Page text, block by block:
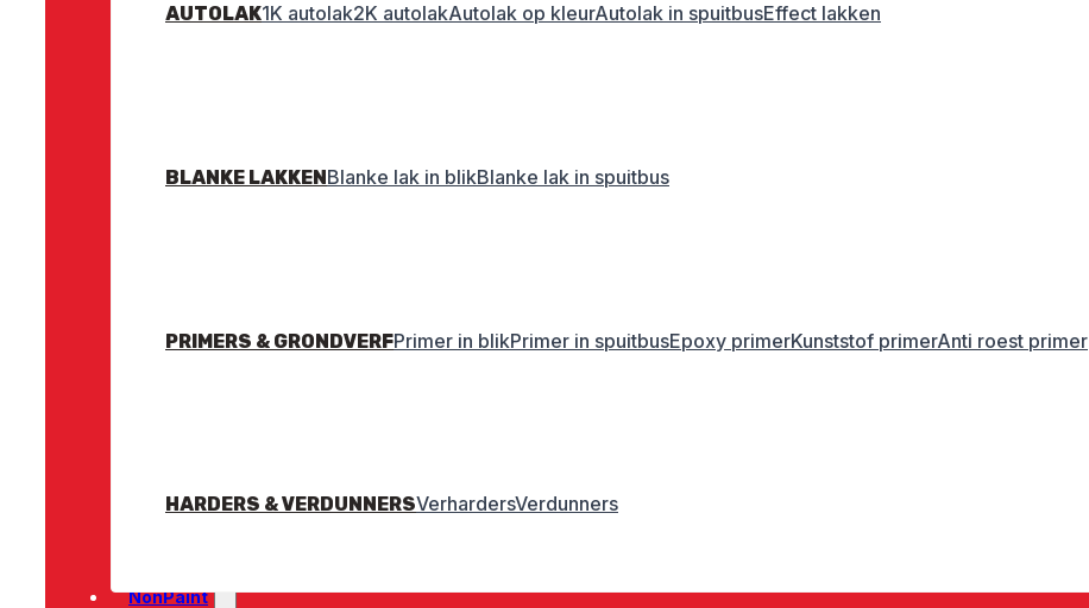
AUTOLAK1K autolak2K autolakAutolak op kleurAutolak in spuitbusEffect lakken
BLANKE LAKKENBlanke lak in blikBlanke lak in spuitbus
PRIMERS & GRONDVERFPrimer in blikPrimer in spuitbusEpoxy primerKunststof primerAnti roest primer
HARDERS & VERDUNNERSVerhardersVerdunners
NonPaint